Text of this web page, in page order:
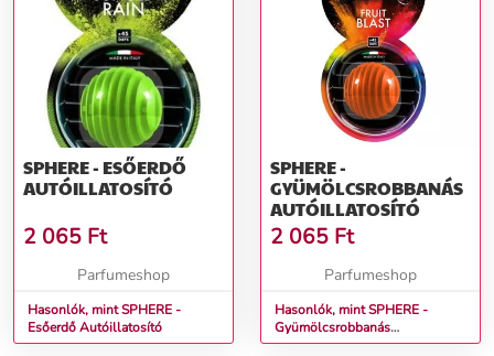
SPHERE - ESŐERDŐ
AUTÓILLATOSÍTÓ
2 065 Ft
Parfumeshop
Hasonlók, mint SPHERE -
Esőerdő Autóillatosító
SPHERE -
GYÜMÖLCSROBBANÁS
AUTÓILLATOSÍTÓ
2 065 Ft
Parfumeshop
Hasonlók, mint SPHERE -
Gyümölcsrobbanás
Autóillatosító